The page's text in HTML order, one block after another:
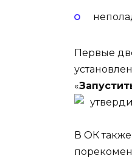
Первые
«
В ОК